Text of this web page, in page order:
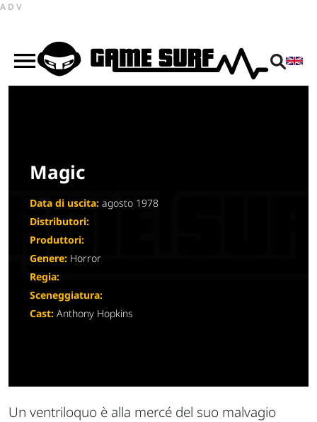
ADV
Magic
Data di uscita: agosto 1978
Distributori:
Produttori:
Genere: Horror
Regia:
Sceneggiatura:
Cast: Anthony Hopkins
Un ventriloquo è alla mercé del suo malvagio